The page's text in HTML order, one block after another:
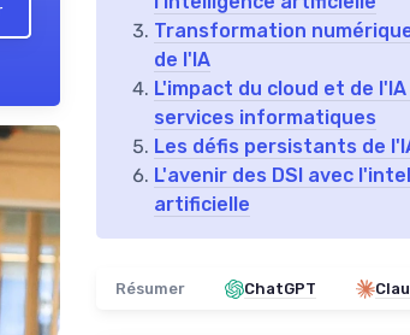
Transformation
de l'IA
L'impact du cloud et de
services informatiques
Les défis persistants de
L'avenir des DSI avec
artificielle
Résumer ChatGPT